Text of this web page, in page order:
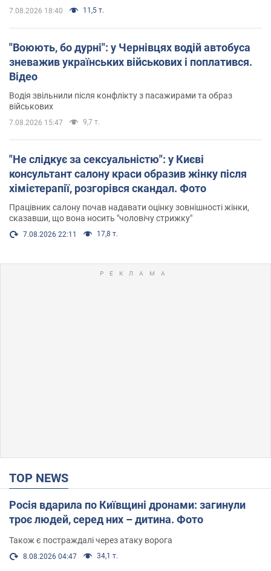
7.08.2026 18:40 11,5 т.
"Воюють, бо дурні": у Чернівцях водій автобуса
зневажив українських військових і поплатився.
Відео
Водія звільнили після конфлікту з пасажирами та образ
військових
7.08.2026 15:47 9,7 т.
"Не слідкує за сексуальністю": у Києві
консультант салону краси образив жінку після
хімієтерапії, розгорівся скандал. Фото
Працівник салону почав надавати оцінку зовнішності жінки,
сказавши, що вона носить "чоловічу стрижку"
7.08.2026 22:11 17,8 т.
TOP NEWS
Росія вдарила по Київщині дронами: загинули
троє людей, серед них – дитина. Фото
Також є постраждалі через атаку ворога
8.08.2026 04:47 34,1 т.